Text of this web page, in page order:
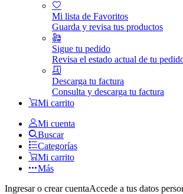
Mi lista de Favoritos
Guarda y revisa tus productos
Sigue tu pedido
Revisa el estado actual de tu
Descarga tu factura
Consulta y descarga tu factura
Mi carrito
Mi cuenta
Buscar
Categorías
Mi carrito
Más
Ingresar o crear cuentaAccede a tus datos